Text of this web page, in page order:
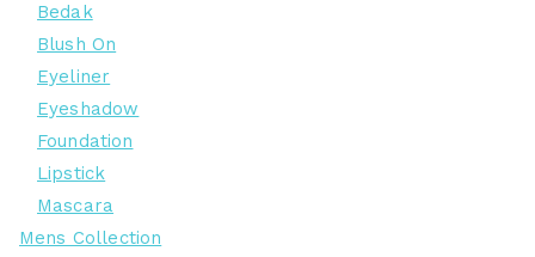
Bedak
Blush On
Eyeliner
Eyeshadow
Foundation
Lipstick
Mascara
Mens Collection